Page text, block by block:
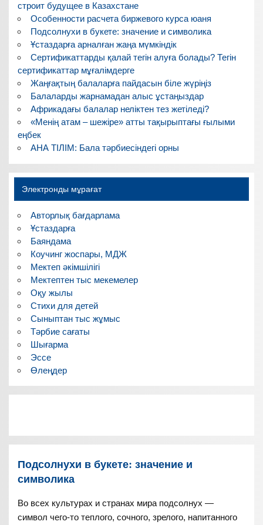
строит будущее в Казахстане
Особенности расчета биржевого курса юаня
Подсолнухи в букете: значение и символика
Ұстаздарға арналған жаңа мүмкіндік
Сертификаттарды қалай тегін алуға болады? Тегін
сертификаттар мұғалімдерге
Жаңғақтың балаларға пайдасын біле жүріңіз
Балаларды жарнамадан алыс ұстаңыздар
Африкадағы балалар неліктен тез жетіледі?
«Менің атам – шежіре» атты тақырыптағы ғылыми
еңбек
АНА ТІЛІМ: Бала тәрбиесіндегі орны
Электронды мұрағат
Авторлық бағдарлама
Ұстаздарға
Баяндама
Коучинг жоспары, МДЖ
Мектеп әкімшілігі
Мектептен тыс мекемелер
Оқу жылы
Стихи для детей
Сыныптан тыс жұмыс
Тәрбие сағаты
Шығарма
Эссе
Өлеңдер
Подсолнухи в букете: значение и
символика
Во всех культурах и странах мира подсолнух —
символ чего-то теплого, сочного, зрелого, напитанного